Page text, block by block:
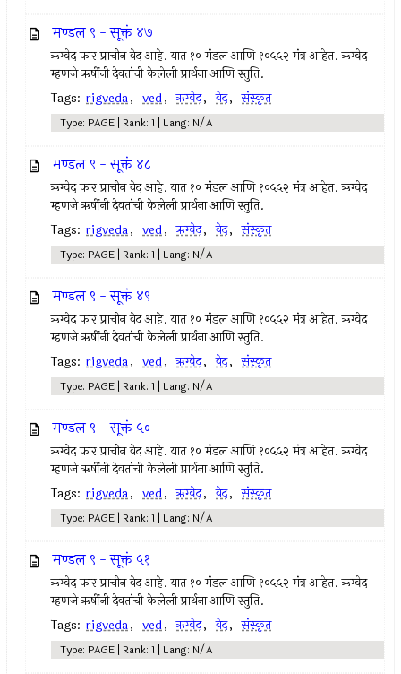
मण्डल ९ - सूक्तं ४७
ऋग्वेद फार प्राचीन वेद आहे. यात १० मंडल आणि १०५५२ मंत्र आहेत. ऋग्वेद
म्हणजे ऋषींनी देवतांची केलेली प्रार्थना आणि स्तुति.
Tags: rigveda, ved, ऋग्वेद, वेद, संस्कृत
Type: PAGE | Rank: 1 | Lang: N/A
मण्डल ९ - सूक्तं ४८
ऋग्वेद फार प्राचीन वेद आहे. यात १० मंडल आणि १०५५२ मंत्र आहेत. ऋग्वेद
म्हणजे ऋषींनी देवतांची केलेली प्रार्थना आणि स्तुति.
Tags: rigveda, ved, ऋग्वेद, वेद, संस्कृत
Type: PAGE | Rank: 1 | Lang: N/A
मण्डल ९ - सूक्तं ४९
ऋग्वेद फार प्राचीन वेद आहे. यात १० मंडल आणि १०५५२ मंत्र आहेत. ऋग्वेद
म्हणजे ऋषींनी देवतांची केलेली प्रार्थना आणि स्तुति.
Tags: rigveda, ved, ऋग्वेद, वेद, संस्कृत
Type: PAGE | Rank: 1 | Lang: N/A
मण्डल ९ - सूक्तं ५०
ऋग्वेद फार प्राचीन वेद आहे. यात १० मंडल आणि १०५५२ मंत्र आहेत. ऋग्वेद
म्हणजे ऋषींनी देवतांची केलेली प्रार्थना आणि स्तुति.
Tags: rigveda, ved, ऋग्वेद, वेद, संस्कृत
Type: PAGE | Rank: 1 | Lang: N/A
मण्डल ९ - सूक्तं ५१
ऋग्वेद फार प्राचीन वेद आहे. यात १० मंडल आणि १०५५२ मंत्र आहेत. ऋग्वेद
म्हणजे ऋषींनी देवतांची केलेली प्रार्थना आणि स्तुति.
Tags: rigveda, ved, ऋग्वेद, वेद, संस्कृत
Type: PAGE | Rank: 1 | Lang: N/A